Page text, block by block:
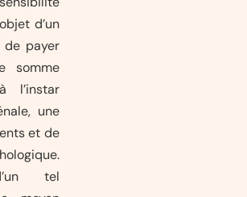
d’un
de payer
somme
l’instar
une
et de
tel